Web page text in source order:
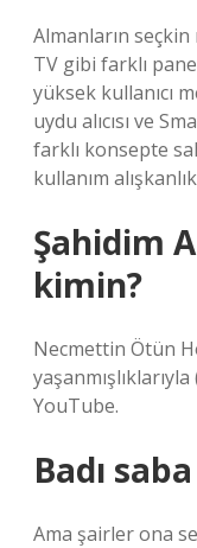
Almanların seçkin
TV gibi farklı
yüksek kullanıcı
uydu alıcısı ve
farklı konsepte
kullanım
Şahidim
kimin?
Necmettin Ötün
YouTube.
Badı
Ama şairler ona